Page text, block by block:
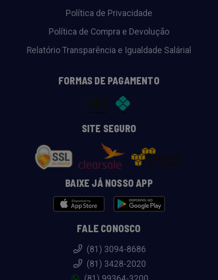
Política de Privacidade
Política de Compra e Devolução
Relatório Transparência e Igualdade Salárial
FORMAS DE PAGAMENTO
SITE SEGURO
BAIXE JÁ NOSSO APP
FALE CONOSCO
(81) 3094-8686
(81) 3428-2020